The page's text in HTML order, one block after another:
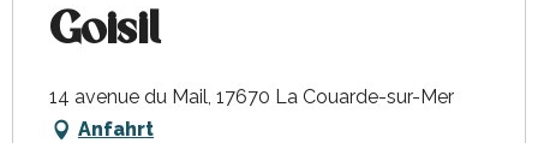
Goisil
14 avenue du Mail, 17670 La Couarde-sur-Mer
Anfahrt